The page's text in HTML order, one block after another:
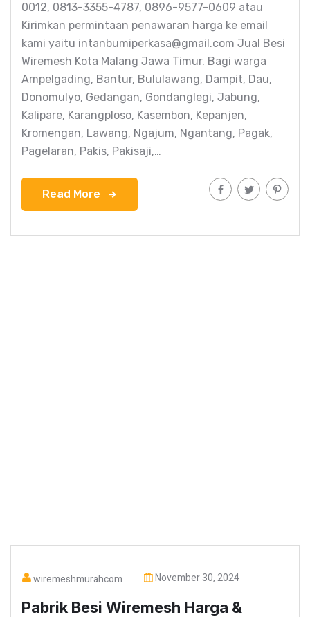
0012, 0813-3355-4787, 0896-9577-0609 atau
Kirimkan permintaan penawaran harga ke email
kami yaitu intanbumiperkasa@gmail.com Jual Besi
Wiremesh Kota Malang Jawa Timur. Bagi warga
Ampelgading, Bantur, Bululawang, Dampit, Dau,
Donomulyo, Gedangan, Gondanglegi, Jabung,
Kalipare, Karangploso, Kasembon, Kepanjen,
Kromengan, Lawang, Ngajum, Ngantang, Pagak,
Pagelaran, Pakis, Pakisaji,…
Read More
wiremeshmurahcom November 30, 2024
Pabrik Besi Wiremesh Harga &